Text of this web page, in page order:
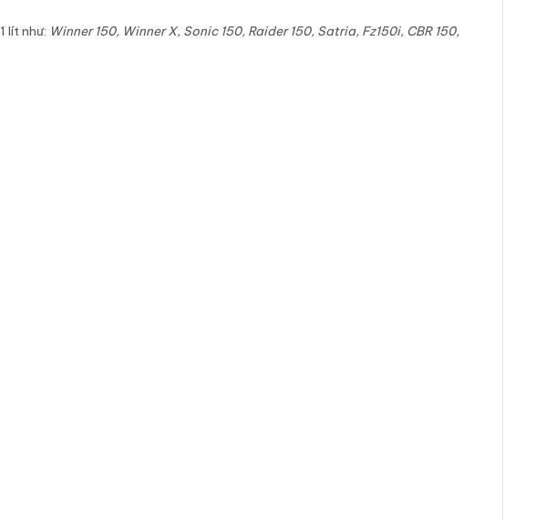
lít như: Winner 150, Winner X, Sonic 150, Raider 150, Satria, Fz150i, CBR 150,